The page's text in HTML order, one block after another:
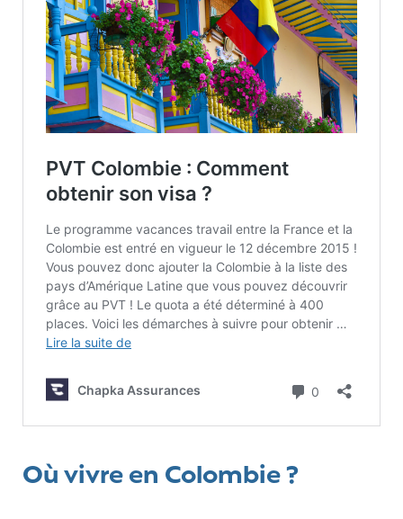
Où vivre en Colombie ?